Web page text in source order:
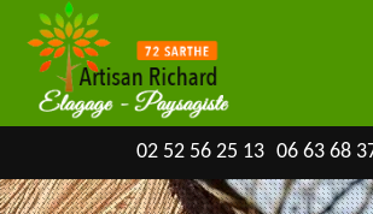
02 52 56 25 13 06 63 68